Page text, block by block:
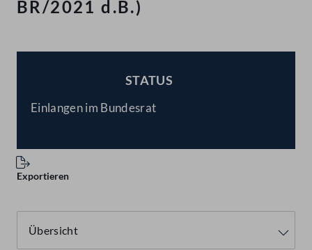
BR/2021 d.B.)
STATUS
Einlangen im Bundesrat
Exportieren